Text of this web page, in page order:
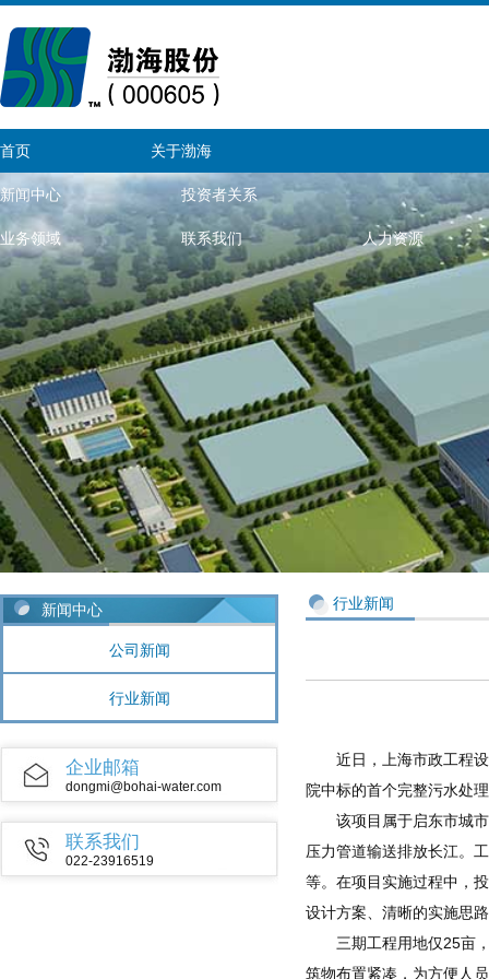
首页 关于渤海
新闻中心 投资者关系
业务领域 联系我们 人力资源
新闻中心
公司新闻
行业新闻
企业邮箱
dongmi@bohai-water.com
联系我们
022-23916519
行业新闻
近日，上海市政工程设
院中标的首个完整污水处
该项目属于启东市城市
压力管道输送排放长江。
等。在项目实施过程中，
设计方案、清晰的实施思
三期工程用地仅25亩，
筑物布置紧凑，为方便人